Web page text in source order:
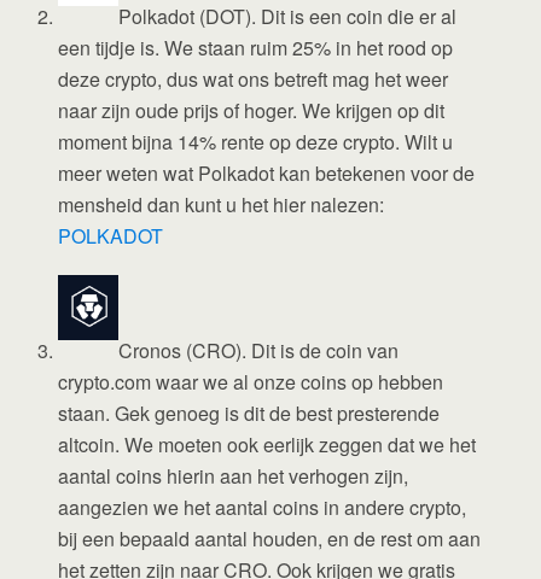
Polkadot (DOT). Dit is een coin die er al
een tijdje is. We staan ruim 25% in het rood op
deze crypto, dus wat ons betreft mag het weer
naar zijn oude prijs of hoger. We krijgen op dit
moment bijna 14% rente op deze crypto. Wilt u
meer weten wat Polkadot kan betekenen voor de
mensheid dan kunt u het hier nalezen:
POLKADOT
Cronos (CRO). Dit is de coin van
crypto.com waar we al onze coins op hebben
staan. Gek genoeg is dit de best presterende
altcoin. We moeten ook eerlijk zeggen dat we het
aantal coins hierin aan het verhogen zijn,
aangezien we het aantal coins in andere crypto,
bij een bepaald aantal houden, en de rest om aan
het zetten zijn naar CRO. Ook krijgen we gratis